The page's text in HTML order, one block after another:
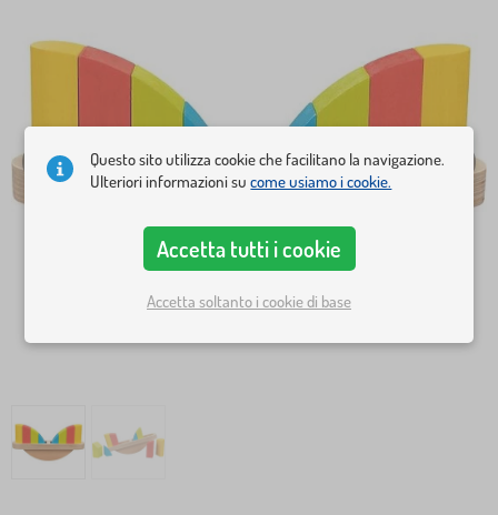
Questo sito utilizza cookie che facilitano la navigazione.
Ulteriori informazioni sucome usiamo i cookie.
Accetta tutti i cookie
Accetta soltanto i cookie di base